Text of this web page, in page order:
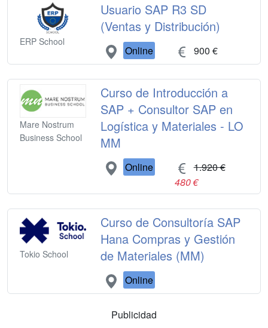
ERP School
Usuario SAP R3 SD
(Ventas y Distribución)
Online 900 €
Mare Nostrum
Business School
Curso de Introducción a
SAP + Consultor SAP en
Logística y Materiales - LO
MM
Online
1.920 €
480 €
Tokio School
Curso de Consultoría SAP
Hana Compras y Gestión
de Materiales (MM)
Online
Publicidad